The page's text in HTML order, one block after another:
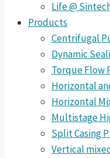
Life @
Products
Centrifugal
Dynamic
Torque Flow
Horizontal
Horizontal
Multistage
Split Casing
Vertical